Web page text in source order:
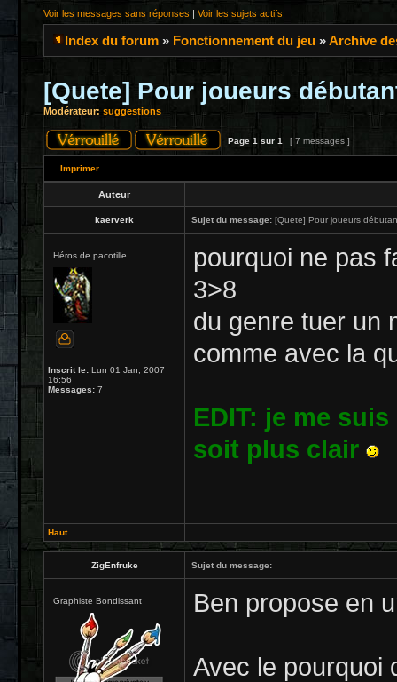
Voir les messages sans réponses | Voir les sujets actifs
Index du forum » Fonctionnement du jeu »Archive
[Quete] Pour joueurs
Modérateur: suggestions
Page 1 sur 1 [ 7 messages ]
Imprimer
Auteur
kaerverk Sujet du message: [Quete] Pour joueurs
Héros de pacotille
Inscrit le: Lun 01 Jan, 2007
16:56
Messages: 7
pourquoi ne pas
3>8
du genre tuer un
comme avec la
EDIT: je me
soit plus clair
Haut
ZigEnfruke Sujet du message:
Graphiste Bondissant Ben propose en
Avec le pourquoi